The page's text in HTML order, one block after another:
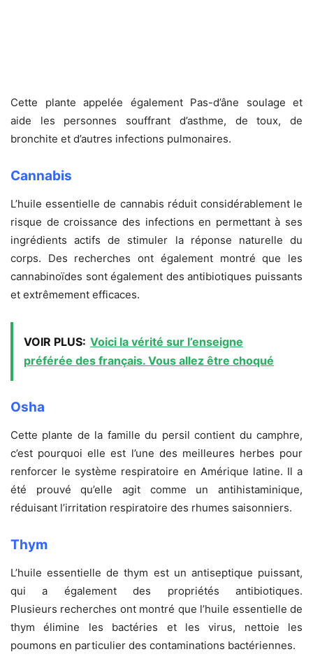
Cette plante appelée également Pas-d’âne soulage et
aide les personnes souffrant d’asthme, de toux, de
bronchite et d’autres infections pulmonaires.
Cannabis
L’huile essentielle de cannabis réduit considérablement le
risque de croissance des infections en permettant à ses
ingrédients actifs de stimuler la réponse naturelle du
corps. Des recherches ont également montré que les
cannabinoïdes sont également des antibiotiques puissants
et extrêmement efficaces.
VOIR PLUS: Voici la vérité sur l’enseigne
préférée des français. Vous allez être choqué
Osha
Cette plante de la famille du persil contient du camphre,
c’est pourquoi elle est l’une des meilleures herbes pour
renforcer le système respiratoire en Amérique latine. Il a
été prouvé qu’elle agit comme un antihistaminique,
réduisant l’irritation respiratoire des rhumes saisonniers.
Thym
L’huile essentielle de thym est un antiseptique puissant,
qui a également des propriétés antibiotiques.
Plusieurs recherches ont montré que l’huile essentielle de
thym élimine les bactéries et les virus, nettoie les
poumons en particulier des contaminations bactériennes.